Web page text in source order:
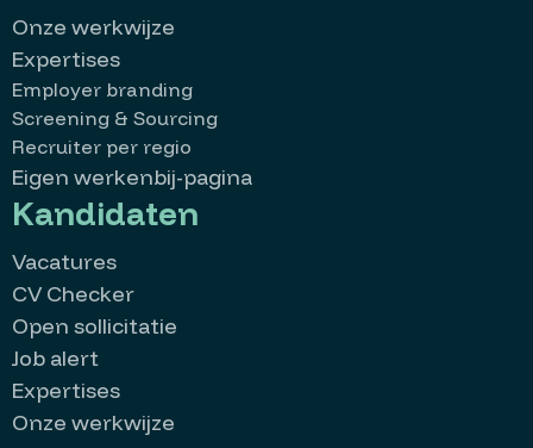
Onze werkwijze
Expertises
Employer branding
Screening & Sourcing
Recruiter per regio
Eigen werkenbij-pagina
Kandidaten
Vacatures
CV Checker
Open sollicitatie
Job alert
Expertises
Onze werkwijze